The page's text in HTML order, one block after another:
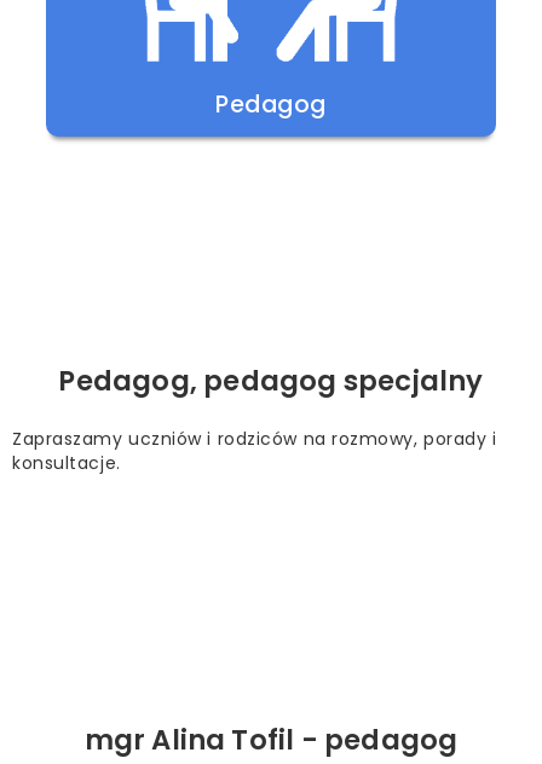
Pedagog
Pedagog, pedagog specjalny
Zapraszamy uczniów i rodziców na rozmowy, porady i
konsultacje.
mgr Alina Tofil - pedagog